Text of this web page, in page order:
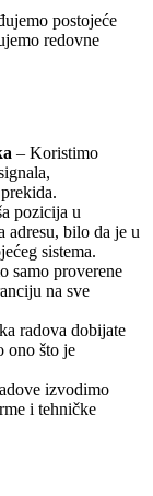
postojeće
redovne
– Koristimo
pozicija u
adresu, bilo da je u
sistema.
samo proverene
na sve
radova dobijate
ono što je
izvodimo
i tehničke